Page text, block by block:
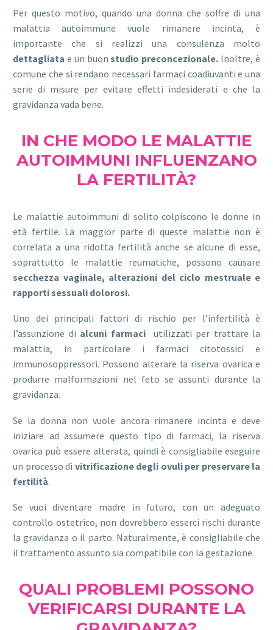
Per questo motivo, quando una donna che soffre di una
malattia autoimmune vuole rimanere incinta, è
importante che si realizzi una consulenza molto
dettagliata e un buonstudio preconcezionale. Inoltre, è
comune che si rendano necessari farmaci coadiuvanti e una
serie di misure per evitare effetti indesiderati e che la
gravidanza vada bene.
IN CHE MODO LE MALATTIE
AUTOIMMUNI INFLUENZANO
LA FERTILITÀ?
Le malattie autoimmuni di solito colpiscono le donne in
età fertile. La maggior parte di queste malattie non è
correlata a una ridotta fertilità anche se alcune di esse,
soprattutto le malattie reumatiche, possono causare
secchezza vaginale, alterazioni del ciclo mestruale e
rapporti sessuali dolorosi.
Uno dei principali fattori di rischio per l’infertilità è
l’assunzione di alcuni farmaci
utilizzati per trattare la
malattia, in particolare i farmaci citotossici e
immunosoppressori. Possono alterare la riserva ovarica e
produrre malformazioni nel feto se assunti durante la
gravidanza.
Se la donna non vuole ancora rimanere incinta e deve
iniziare ad assumere questo tipo di farmaci, la riserva
ovarica può essere alterata, quindi è consigliabile eseguire
un processo di vitrificazione degli ovuli per preservare la
fertilità.
Se vuoi diventare madre in futuro, con un adeguato
controllo ostetrico, non dovrebbero esserci rischi durante
la gravidanza o il parto. Naturalmente, è consigliabile che
il trattamento assunto sia compatibile con la gestazione.
QUALI PROBLEMI POSSONO
VERIFICARSI DURANTE LA